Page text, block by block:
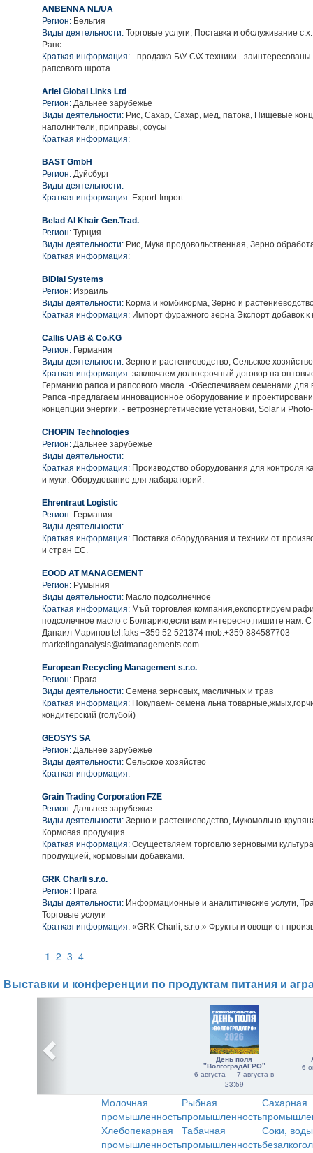
ANBENNA NL/UA
Регион: Бельгия
Виды деятельности: Торговые услуги, Поставка и обслуживание
Рапс
Краткая информация: - продажа Б\У С\Х техники - заинтересованы
рапсового шрота
Ariel Global LInks Ltd
Регион: Дальнее зарубежье
Виды деятельности: Рис, Сахар, Сахар, мед, патока, Пищевые
наполнители, приправы, соусы
Краткая информация:
BAST GmbH
Регион: Дуйсбург
Виды деятельности:
Краткая информация: Export-Import
Belad Al Khair Gen.Trad.
Регион: Турция
Виды деятельности: Рис, Мука продовольственная, Зерно
Краткая информация:
BiDial Systems
Регион: Израиль
Виды деятельности: Корма и комбикорма, Зерно и
Краткая информация: Импорт фуражного зерна Экспорт добавок к
Callis UAB & Co.KG
Регион: Германия
Виды деятельности: Зерно и растениеводство, Сельское хозяйство
Краткая информация: заключаем долгосрочный договор на
Германию рапса и рапсового масла. -Обеспечиваем семенами
Рапса -предлагаем инновационное оборудование и
концепции энергии. - ветроэнергетические установки, Solar и
CHOPIN Technologies
Регион: Дальнее зарубежье
Виды деятельности:
Краткая информация: Производство оборудования для контроля
и муки. Оборудование для лабараторий.
Ehrentraut Logistic
Регион: Германия
Виды деятельности:
Краткая информация: Поставка оборудования и техники от
и стран ЕС.
EOOD AT MANAGEMENT
Регион: Румыния
Виды деятельности: Масло подсолнечное
Краткая информация: Мъй торговлея компания,експортируем
подсолечное масло с Болгарию,если вам интересно,пишите нам.
Данаил Маринов tel.faks +359 52 521374 mob.+359 884587703
marketinganalysis@atmanagements.com
European Recycling Management s.r.o.
Регион: Прага
Виды деятельности: Семена зерновых, масличных и трав
Краткая информация: Покупаем- семена льна
кондитерский (голубой)
GEOSYS SA
Регион: Дальнее зарубежье
Виды деятельности: Сельское хозяйство
Краткая информация:
Grain Trading Corporation FZE
Регион: Дальнее зарубежье
Виды деятельности: Зерно и растениеводство, Мукомольно-
Кормовая продукция
Краткая информация: Осуществляем торговлю зерновыми
продукцией, кормовыми добавками.
GRK Charli s.r.o.
Регион: Прага
Виды деятельности: Информационные и аналитические услуги,
Торговые услуги
Краткая информация: «GRK Charli, s.r.o.» Фрукты и овощи от
1 2 3 4
Выставки и конференции по продуктам питания и
День поля
"ВолгоградАГРО"
6 августа — 7 августа в
23:59
6
Молочная
промышленность
Рыбная
промышленность
Сахарная
Хлебопекарная
промышленность
Табачная
промышленность
Соки,